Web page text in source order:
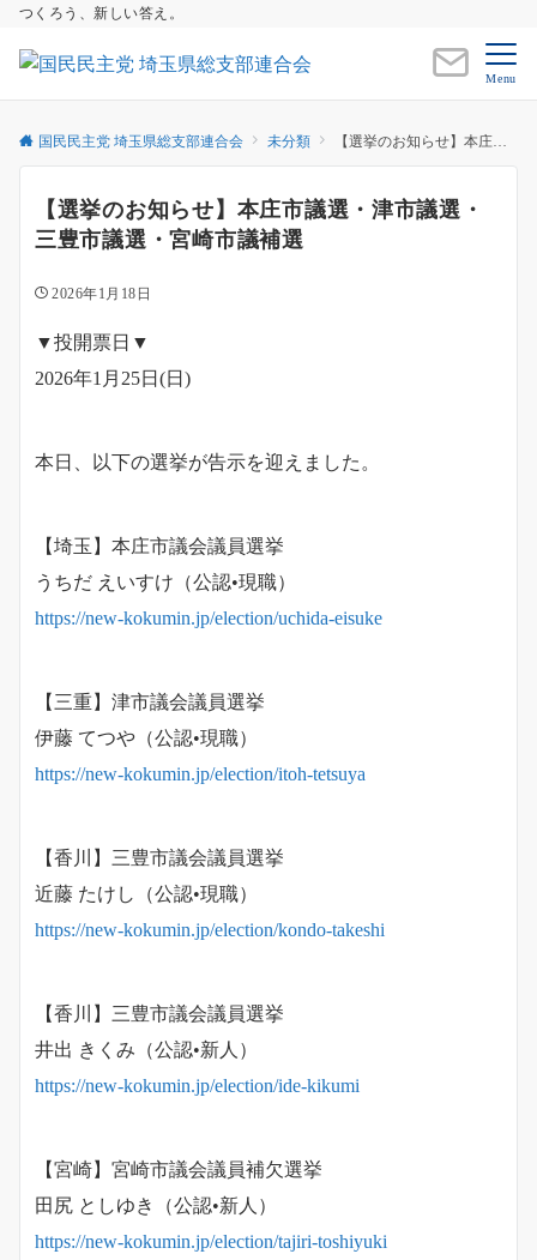
つくろう、新しい答え。
Menu
国民民主党 埼玉県総支部連合会 未分類 【選挙のお知らせ】本庄市議選・津市議選・三豊市議選・宮崎市議補選
【選挙のお知らせ】本庄市議選・津市議選・
三豊市議選・宮崎市議補選
2026年1月18日
▼投開票日▼
2026年1月25日(日)
本日、以下の選挙が告示を迎えました。
【埼玉】本庄市議会議員選挙
うちだ えいすけ（公認•現職）
https://new-kokumin.jp/election/uchida-eisuke
【三重】津市議会議員選挙
伊藤 てつや（公認•現職）
https://new-kokumin.jp/election/itoh-tetsuya
【香川】三豊市議会議員選挙
近藤 たけし（公認•現職）
https://new-kokumin.jp/election/kondo-takeshi
【香川】三豊市議会議員選挙
井出 きくみ（公認•新人）
https://new-kokumin.jp/election/ide-kikumi
【宮崎】宮崎市議会議員補欠選挙
田尻 としゆき（公認•新人）
https://new-kokumin.jp/election/tajiri-toshiyuki